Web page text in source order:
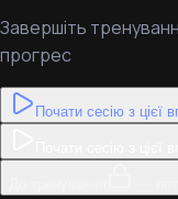
Завершіть
прогрес
Почати сесію з цієї